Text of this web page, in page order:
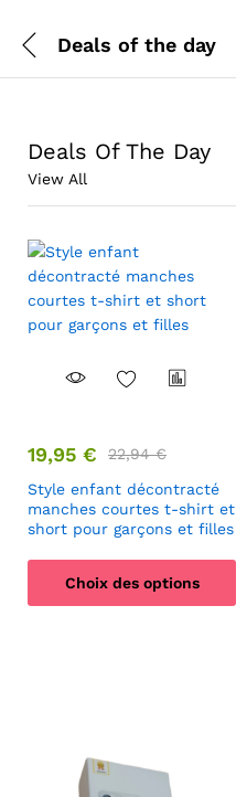
Deals of the day
Deals Of The Day
View All
19,95 € 22,94€
Style enfant décontracté
manches courtes t-shirt et
short pour garçons et filles
Choix des options